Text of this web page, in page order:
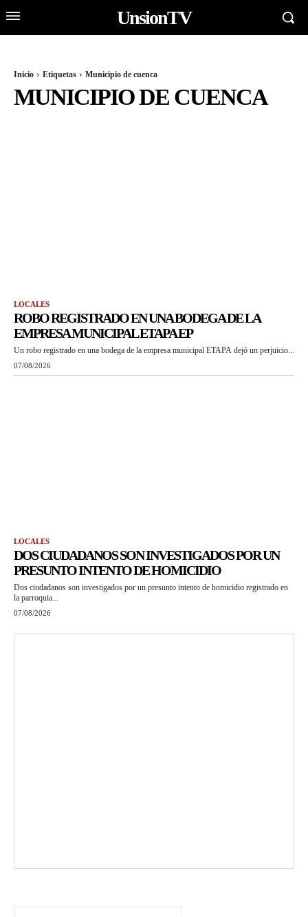
UnsionTV
Inicio Etiquetas Municipio de cuenca
MUNICIPIO DE CUENCA
LOCALES
ROBO REGISTRADO EN UNA BODEGA DE LA
EMPRESA MUNICIPAL ETAPA EP
Un robo registrado en una bodega de la empresa municipal ETAPA dejó un perjuicio...
07/08/2026
LOCALES
DOS CIUDADANOS SON INVESTIGADOS POR UN
PRESUNTO INTENTO DE HOMICIDIO
Dos ciudadanos son investigados por un presunto intento de homicidio registrado en
la parroquia...
07/08/2026